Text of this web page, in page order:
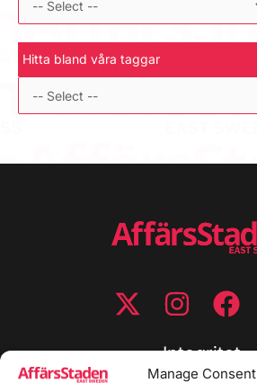
Manage Consent
Hitta bland våra taggar
Integritet